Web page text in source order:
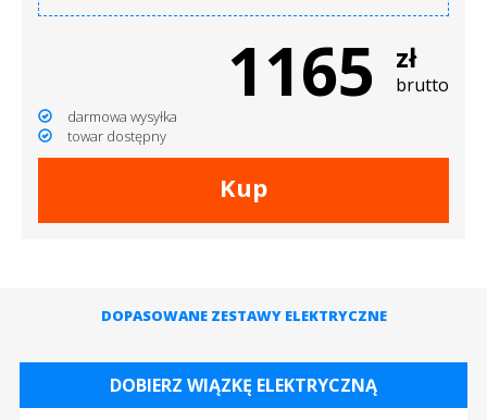
1165 zł
brutto
darmowa wysyłka
towar dostępny
Kup
DOPASOWANE ZESTAWY ELEKTRYCZNE
DOBIERZ WIĄZKĘ ELEKTRYCZNĄ